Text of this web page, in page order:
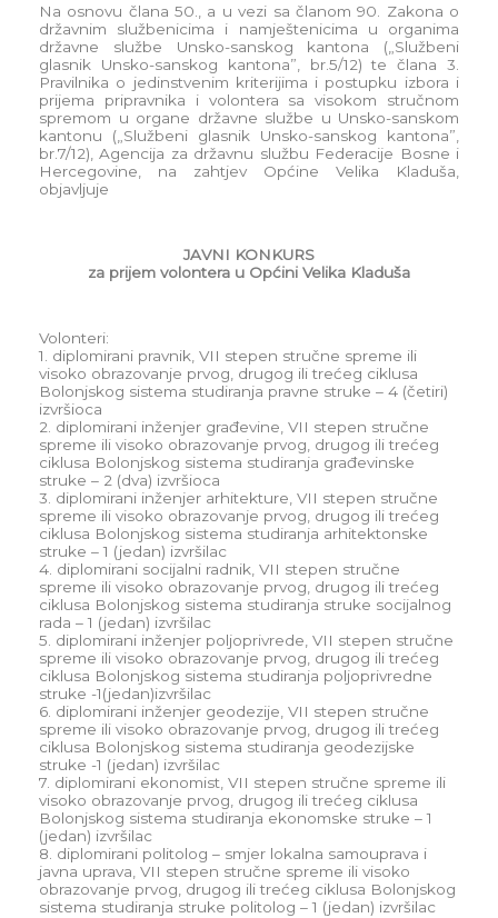
Na osnovu člana 50., a u vezi sa članom 90. Zakona o
državnim službenicima i namještenicima u organima
državne službe Unsko-sanskog kantona („Službeni
glasnik Unsko-sanskog kantona”, br.5/12) te člana 3.
Pravilnika o jedinstvenim kriterijima i postupku izbora i
prijema pripravnika i volontera sa visokom stručnom
spremom u organe državne službe u Unsko-sanskom
kantonu („Službeni glasnik Unsko-sanskog kantona”,
br.7/12), Agencija za državnu službu Federacije Bosne i
Hercegovine, na zahtjev Općine Velika Kladuša,
objavljuje
JAVNI KONKURS
za prijem volontera u Općini Velika Kladuša
Volonteri:
1. diplomirani pravnik, VII stepen stručne spreme ili
visoko obrazovanje prvog, drugog ili trećeg ciklusa
Bolonjskog sistema studiranja pravne struke – 4 (četiri)
izvršioca
2. diplomirani inženjer građevine, VII stepen stručne
spreme ili visoko obrazovanje prvog, drugog ili trećeg
ciklusa Bolonjskog sistema studiranja građevinske
struke – 2 (dva) izvršioca
3. diplomirani inženjer arhitekture, VII stepen stručne
spreme ili visoko obrazovanje prvog, drugog ili trećeg
ciklusa Bolonjskog sistema studiranja arhitektonske
struke – 1 (jedan) izvršilac
4. diplomirani socijalni radnik, VII stepen stručne
spreme ili visoko obrazovanje prvog, drugog ili trećeg
ciklusa Bolonjskog sistema studiranja struke socijalnog
rada – 1 (jedan) izvršilac
5. diplomirani inženjer poljoprivrede, VII stepen stručne
spreme ili visoko obrazovanje prvog, drugog ili trećeg
ciklusa Bolonjskog sistema studiranja poljoprivredne
struke -1(jedan)izvršilac
6. diplomirani inženjer geodezije, VII stepen stručne
spreme ili visoko obrazovanje prvog, drugog ili trećeg
ciklusa Bolonjskog sistema studiranja geodezijske
struke -1 (jedan) izvršilac
7. diplomirani ekonomist, VII stepen stručne spreme ili
visoko obrazovanje prvog, drugog ili trećeg ciklusa
Bolonjskog sistema studiranja ekonomske struke – 1
(jedan) izvršilac
8. diplomirani politolog – smjer lokalna samouprava i
javna uprava, VII stepen stručne spreme ili visoko
obrazovanje prvog, drugog ili trećeg ciklusa Bolonjskog
sistema studiranja struke politolog – 1 (jedan) izvršilac